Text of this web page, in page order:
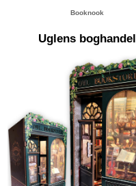
Booknook
Uglens boghandel